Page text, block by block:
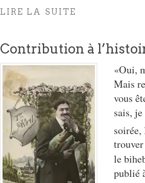
LIRE LA SUITE
Contribution à
«Oui,
Mais
vous
sais,
soirée,
le
publié